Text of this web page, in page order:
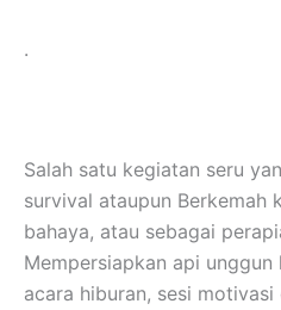
.
Salah satu kegiatan seru
survival ataupun Berkemah
bahaya, atau sebagai
Mempersiapkan api
acara hiburan, sesi